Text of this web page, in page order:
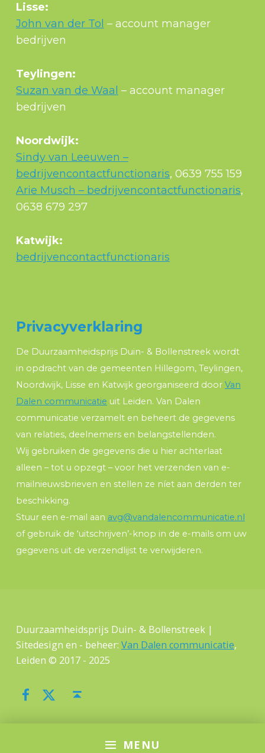
MENU
Lisse:
John van der Tol – account manager
bedrijven
Teylingen:
Suzan van de Waal – account manager
bedrijven
Noordwijk:
Sindy van Leeuwen –
bedrijvencontactfunctionaris, 0639 755 159
Arie Musch – bedrijvencontactfunctionaris,
0638 679 297
Katwijk:
bedrijvencontactfunctionaris
Privacyverklaring
De Duurzaamheidsprijs Duin- & Bollenstreek wordt
in opdracht van de gemeenten Hillegom, Teylingen,
Noordwijk, Lisse en Katwijk georganiseerd door Van
Dalen communicatie uit Leiden. Van Dalen
communicatie verzamelt en beheert de gegevens
van relaties, deelnemers en belangstellenden.
Wij gebruiken de gegevens die u hier achterlaat
alleen – tot u opzegt – voor het verzenden van e-
mailnieuwsbrieven en stellen ze níet aan derden ter
beschikking.
Stuur een e-mail aan avg@vandalencommunicatie.nl
of gebruik de ‘uitschrijven’-knop in de e-mails om uw
gegevens uit de verzendlijst te verwijderen.
Duurzaamheidsprijs Duin- & Bollenstreek |
Sitedesign en - beheer: Van Dalen communicatie,
Leiden © 2017 - 2025
Facebook